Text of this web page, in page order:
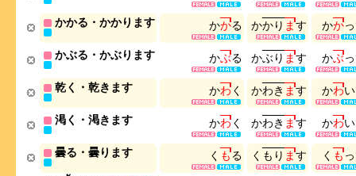
かかる・かかります かかる かかり ます かかっ
かぶる・かぶります かぶる かぶ り ます かぶっ
乾く・乾きます かわく かわき ます かわい
渇く・渇きます かわく かわき ます かわい
曇る・曇ります く もる く も り ます く もっ